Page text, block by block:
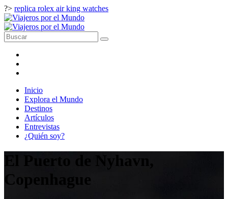
?> replica rolex air king watches
Inicio
Explora el Mundo
Destinos
Artículos
Entrevistas
¿Quién soy?
El Puerto de Nyhavn,
Copenhague